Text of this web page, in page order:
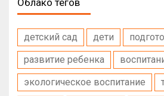
Облако тегов
детский сад дети
развитие ребенка
экологическое воспитание